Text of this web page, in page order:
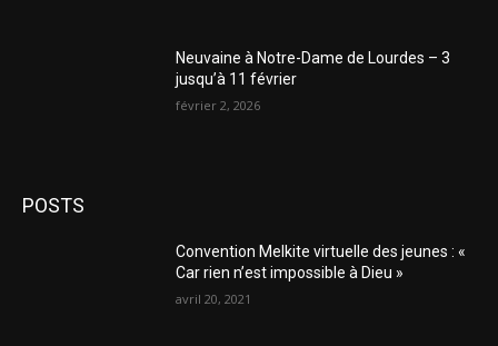
Neuvaine à Notre-Dame de Lourdes – 3
jusqu’à 11 février
février 2, 2026
POSTS
Convention Melkite virtuelle des jeunes : «
Car rien n’est impossible à Dieu »
avril 20, 2021